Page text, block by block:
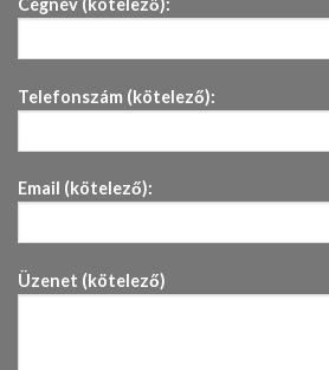
Cégnév (kötelező):
Telefonszám (kötelező):
Email (kötelező):
Üzenet (kötelező)